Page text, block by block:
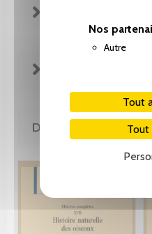
Nos
Autre
Tout
Tout
DE LA MÊME